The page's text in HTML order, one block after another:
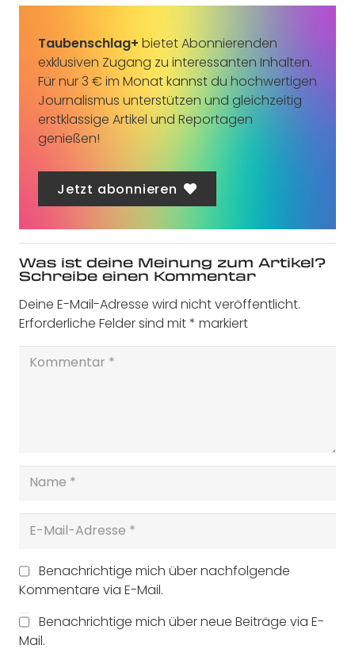
Taubenschlag+ bietet Abonnierenden
exklusiven Zugang zu interessanten Inhalten.
Für nur 3 € im Monat kannst du hochwertigen
Journalismus unterstützen und gleichzeitig
erstklassige Artikel und Reportagen
genießen!
Jetzt abonnieren
Was ist deine Meinung zum Artikel?
Schreibe einen Kommentar
Deine E-Mail-Adresse wird nicht veröffentlicht.
Erforderliche Felder sind mit* markiert
Benachrichtige mich über nachfolgende
Kommentare via E-Mail.
Benachrichtige mich über neue Beiträge via E-
Mail.